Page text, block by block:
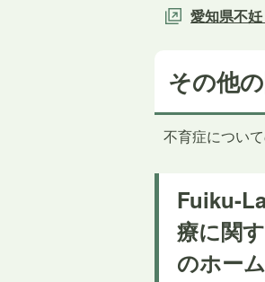
愛知県不
その他
不育症につい
Fuiku-
療に関
のホー